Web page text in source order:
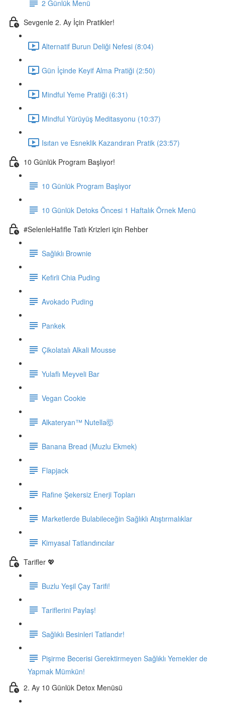
2 Günlük Menü
Sevgenle 2. Ay İçin Pratikler!
Alternatif Burun Deliği Nefesi (8:04)
Gün İçinde Keyif Alma Pratiği (2:50)
Mindful Yeme Pratiği (6:31)
Mindful Yürüyüş Meditasyonu (10:37)
Isıtan ve Esneklik Kazandıran Pratik (23:57)
10 Günlük Program Başlıyor!
10 Günlük Program Başlıyor
10 Günlük Detoks Öncesi 1 Haftalık Örnek Menü
#SelenleHafifle Tatlı Krizleri için Rehber
Sağlıklı Brownie
Kefirli Chia Puding
Avokado Puding
Pankek
Çikolatalı Alkali Mousse
Yulaflı Meyveli Bar
Vegan Cookie
Alkateryan™ Nutella🤯
Banana Bread (Muzlu Ekmek)
Flapjack
Rafine Şekersiz Enerji Topları
Marketlerde Bulabileceğin Sağlıklı Atıştırmalıklar
Kimyasal Tatlandırıcılar
Tarifler 💖
Buzlu Yeşil Çay Tarifi!
Tariflerini Paylaş!
Sağlıklı Besinleri Tatlandır!
Pişirme Becerisi Gerektirmeyen Sağlıklı Yemekler de
Yapmak Mümkün!
2. Ay 10 Günlük Detox Menüsü